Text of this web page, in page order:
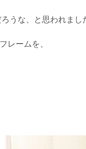
うな、と思われまし
レームを、